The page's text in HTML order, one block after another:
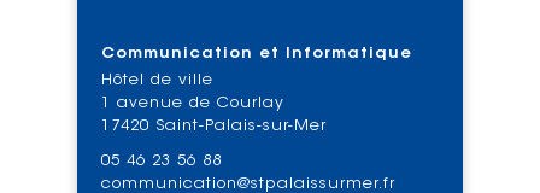
Communication et Informatique
Hôtel de ville
1 avenue de Courlay
17420 Saint-Palais-sur-Mer
05 46 23 56 88
communication@stpalaissurmer.fr